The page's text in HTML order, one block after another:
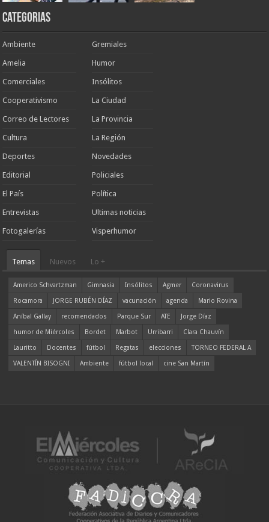
Categorias
Ambiente
Amelia
Comerciales
Cooperativismo
Correo de Lectores
Cultura
Deportes
Editorial
El País
Entrevistas
Fotogalerías
Gremiales
Humor
Insólitos
La Ciudad
La Provincia
La Región
Novedades
Policiales
Política
Ultimas noticias
Visperhumor
Temas Nuevos Lo +
Americo Schvartzman Gimnasia Insólitos Agmer
Coronavirus
Rocamora
JORGE RUBÉN DÍAZ vacunación agenda
Mario Rovina
Aníbal Gallay
recomendados Parque Sur ATE
Jorge Díaz
humor de Miércoles
Bordet Marbot Urribarri
Clara Chauvín
Lauritto
Docentes fútbol Regatas elecciones
TORNEO FEDERAL A
VALENTÍN BISOGNI
Ambiente fútbol local cine San Martín